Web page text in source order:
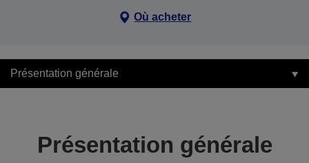
Où acheter
Présentation générale
Présentation générale